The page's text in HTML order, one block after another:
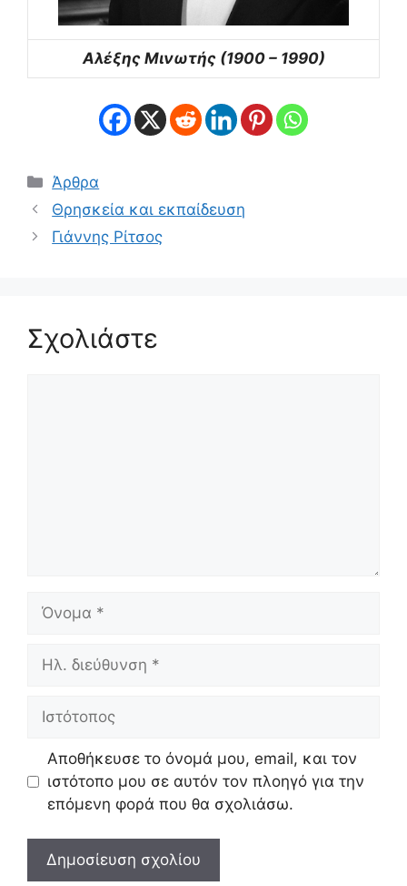
Αλέξης Μινωτής (1900 – 1990)
Κατηγορίες
Άρθρα
Θρησκεία και εκπαίδευση
Γιάννης Ρίτσος
Σχολιάστε
διεύθυνση
Αποθήκευσε το όνομά μου, email, και τον
ιστότοπο μου σε αυτόν τον πλοηγό για την
επόμενη φορά που θα σχολιάσω.